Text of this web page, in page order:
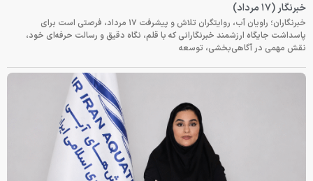
خبرنگار (۱۷ مرداد)
خبرنگاران؛ راویان آب، روایتگران تلاش و پیشرفت ۱۷ مرداد، فرصتی است برای
پاسداشت جایگاه ارزشمند خبرنگارانی که با قلم، نگاه دقیق و رسالت حرفه‌ای خود،
نقش مهمی در آگاهی‌بخشی، توسعه